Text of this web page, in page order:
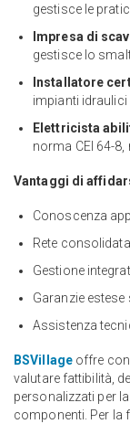
gestisce le
Impresa di
gestisce lo
Installatore
impianti idraulici
Elettricista
norma CEI 64-
Vantaggi di
Conoscenza
Rete
Gestione
Garanzie
Assistenza
BSVillageoffre
valutare fattibilità,
personalizzati per
componenti. Per la